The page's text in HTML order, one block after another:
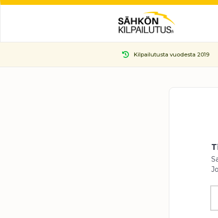
Kilpailutusta vuodesta 2019